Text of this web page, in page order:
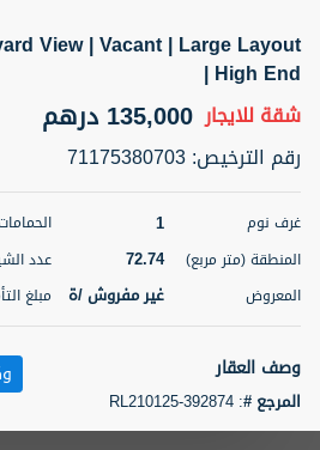
TOWER UNIT 2701 ON RENT
شقةللإيجار
سرير
1
مفروش/ ة
اسم الوسيط
EQBALBHAI KHANBHAI
EQBALBHAI SIRAJUDDIN
5 أشهر +
View | Vacant | Large Layout
| High End
شقة للايجار 135,000 درهم
رقم الترخيص:
71175380703
غرف نوم 1
المنطقة (متر مربع) 72.74 عدد
المعروض غير مفروش /ة مبلغ
وصف العقار
المرجع #:
RL210125-392874
تصفية المفضلة